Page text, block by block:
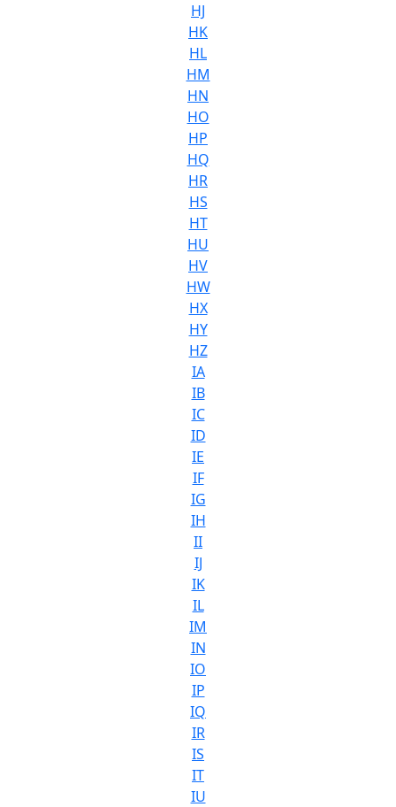
HJ
HK
HL
HM
HN
HO
HP
HQ
HR
HS
HT
HU
HV
HW
HX
HY
HZ
IA
IB
IC
ID
IE
IF
IG
IH
II
IJ
IK
IL
IM
IN
IO
IP
IQ
IR
IS
IT
IU